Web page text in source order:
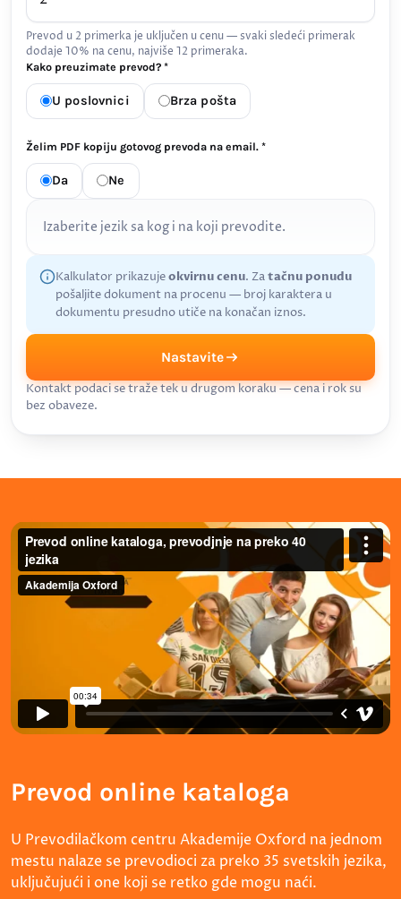
Prevod u 2 primerka je uključen u cenu — svaki sledeći primerak
dodaje 10% na cenu, najviše 12 primeraka.
Kako preuzimate prevod? *
U poslovnici Brza pošta
Želim PDF kopiju gotovog prevoda na email. *
Da Ne
Izaberite jezik sa kog i na koji prevodite.
Kalkulator prikazujeokvirnu cenu. Zatačnu ponudu
pošaljite dokument na procenu — broj karaktera u
dokumentu presudno utiče na konačan iznos.
Nastavite
Kontakt podaci se traže tek u drugom koraku — cena i rok su
bez obaveze.
Prevod online kataloga
U Prevodilačkom centru Akademije Oxford na jednom
mestu nalaze se prevodioci za preko 35 svetskih jezika,
uključujući i one koji se retko gde mogu naći.